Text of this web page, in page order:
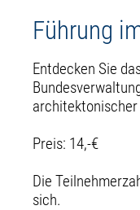
Führung
Entdecken Sie
Preis: 14,-€
Die
sich.